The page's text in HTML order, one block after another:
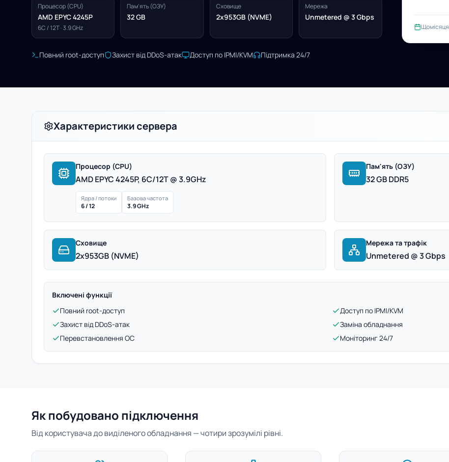
Процесор (CPU)
AMD EPYC 4245P
6C / 12T · 3.9 GHz
Пам'ять (ОЗУ)
32 GB
Сховище
2x953GB (NVME)
Мережа
Unmetered @ 3 Gbps
Повний root-доступ Захист від DDoS-атак Доступ по IPMI/KVM Підтримка 24/7
Щомісяця
Характеристики сервера
Процесор (CPU)
AMD EPYC 4245P, 6C/12T @ 3.9GHz
Ядра / потоки
6 / 12
Базова частота
3.9 GHz
Пам'ять (ОЗУ)
32 GB DDR5
Сховище
2x953GB (NVME)
Мережа та трафік
Unmetered @ 3 Gbps
Включені функції
Повний root-доступ
Доступ по IPMI/KVM
Захист від DDoS-атак
Заміна обладнання
Перевстановлення ОС
Моніторинг 24/7
Як побудовано підключення
Від користувача до виділеного обладнання — чотири зрозумілі рівні.